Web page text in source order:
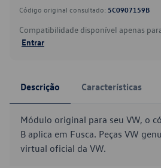
Código original consultado: 5C0907159B
Compatibilidade disponível apenas
Entrar
Descrição Características
Módulo original para seu VW, o
B aplica em Fusca. Peças VW
virtual oficial da VW.